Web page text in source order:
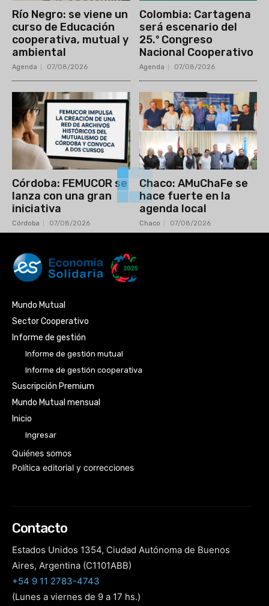
Río Negro: se viene un
curso de Educación
cooperativa, mutual y
ambiental
Agenda 07/08/2026
Colombia: Cartagena
será escenario del
25.º Congreso
Nacional Cooperativo
Agenda 07/08/2026
Córdoba: FEMUCOR se
lanza con una gran
iniciativa
Córdoba 07/08/2026
Chaco: AMuChaFe se
hace fuerte en la
agenda local
Chaco 07/08/2026
Mundo Mutual
Sector Cooperativo
Informe de gestión
Informe de gestión mutual
Informe de gestión cooperativa
Suscripción Premium
Mundo Mutual mensual
Inicio
Ingresar
Quiénes somos
Política editorial y correcciones
Contacto
Estados Unidos 1354, Ciudad Autónoma de Buenos
Aires, Argentina (C1101ABB)
+54 9 11 2783-4743
(Lunes a viernes de 9 a 17 hs.)